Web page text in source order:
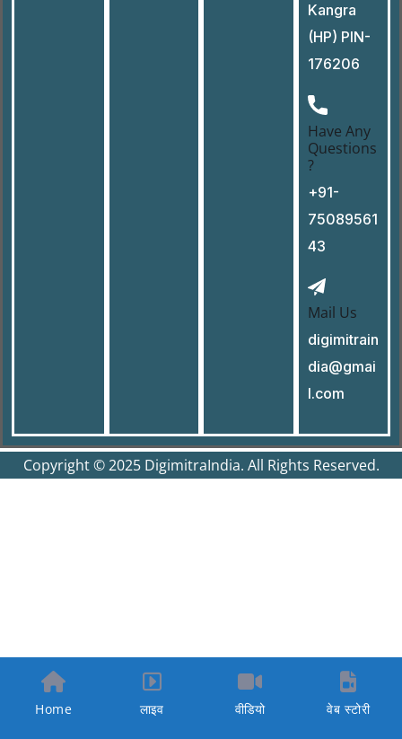
Kangra
(HP) PIN-
176206
Have Any
Questions
?
+91-
75089561
43
Mail Us
digimitrain
dia@gmai
l.com
Copyright © 2025 DigimitraIndia. All Rights Reserved.
Home लाइव वीडियो वेब स्टोरी